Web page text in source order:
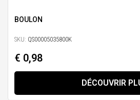
BOULON
SKU: QS00005035800K
€ 0,98
DÉCOUVRIR